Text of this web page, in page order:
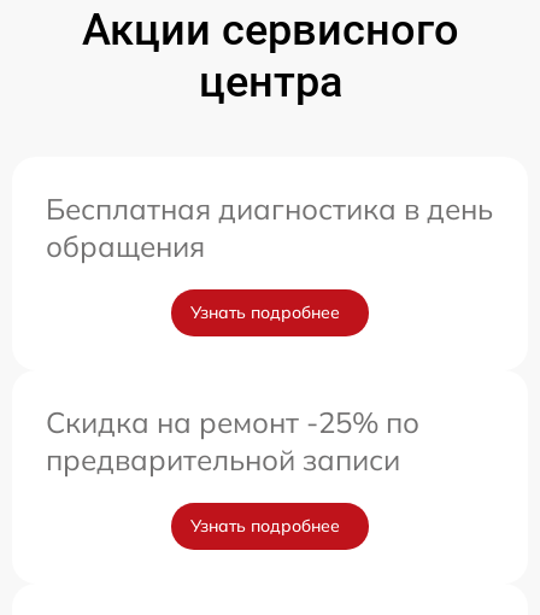
Акции сервисного
центра
Бесплатная диагностика в день
обращения
Узнать подробнее
Скидка на ремонт -25% по
предварительной записи
Узнать подробнее